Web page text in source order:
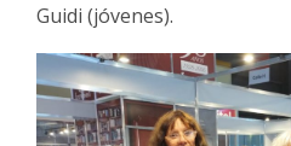
Guidi (jóvenes).